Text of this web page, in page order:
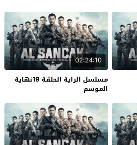
02:24:10
مسلسل الراية الحلقة 19نهاية
الموسم